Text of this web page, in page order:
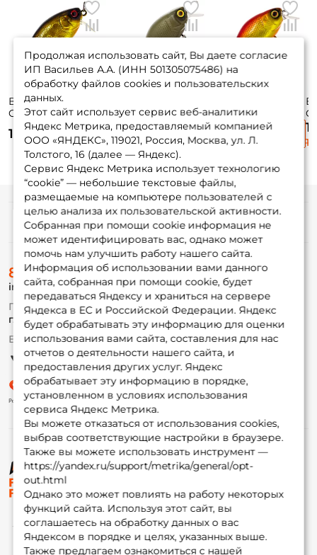
Воблер Jackall
Cherry 0 Footer
48мм. 7,6гр. hl gold
& black до 0,2м.
floating
1 190 ₽
Chubby 38мм. SR
4гр. до 1м. green
pallet orange
floating
1 190 ₽
Chubby 38мм. SR
4гр. до 1м. hl red &
gold floating
1 190 ₽ 1
1
Продолжая использовать сайт, Вы даете согласие
ИП Васильев А.А. (ИНН 501305075486) на
обработку файлов cookies и пользовательских
данных.
Этот сайт использует сервис веб-аналитики
Яндекс Метрика, предоставляемый компанией
ООО «ЯНДЕКС», 119021, Россия, Москва, ул. Л.
Толстого, 16 (далее — Яндекс).
Сервис Яндекс Метрика использует технологию
“cookie” — небольшие текстовые файлы,
размещаемые на компьютере пользователей с
целью анализа их пользовательской активности.
Собранная при помощи cookie информация не
может идентифицировать вас, однако может
помочь нам улучшить работу нашего сайта.
Информация об использовании вами данного
сайта, собранная при помощи cookie, будет
передаваться Яндексу и храниться на сервере
Яндекса в ЕС и Российской Федерации. Яндекс
будет обрабатывать эту информацию для оценки
использования вами сайта, составления для нас
отчетов о деятельности нашего сайта, и
предоставления других услуг. Яндекс
обрабатывает эту информацию в порядке,
установленном в условиях использования
сервиса Яндекс Метрика.
Вы можете отказаться от использования cookies,
выбрав соответствующие настройки в браузере.
Также вы можете использовать инструмент —
https://yandex.ru/support/metrika/general/opt-
out.html
Однако это может повлиять на работу некоторых
функций сайта. Используя этот сайт, вы
соглашаетесь на обработку данных о вас
Яндексом в порядке и целях, указанных выше.
Также предлагаем ознакомиться с нашей
© ФоксФишинг, 2009-2026
Информация
О магазине
Доставка
Оплата
Fox-bonus
Гуру
Партнерская программа
8 (495) 532-77-88
info@foxfishing.ru
По вопросам с заказом
г. Москва, ул. Плеханова д.7
Ежедневно 10:00 до 20:00